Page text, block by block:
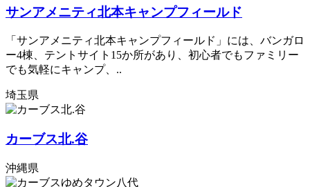
サンアメニティ北本キャンプフィールド
「サンアメニティ北本キャンプフィールド」には、バンガロ
ー4棟、テントサイト15か所があり、初心者でもファミリー
でも気軽にキャンプ、..
埼玉県
カーブス北.谷
沖縄県